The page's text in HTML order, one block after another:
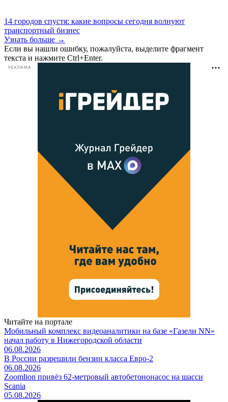
14 городов спустя: какие вопросы сегодня волнуют
транспортный бизнес
Узнать больше →
Если вы нашли ошибку, пожалуйста, выделите фрагмент
текста и нажмите Ctrl+Enter.
РЕКЛАМА
Читайте на портале
Мобильный комплекс видеоаналитики на базе «Газели NN»
начал работу в Нижегородской области
06.08.2026
В России разрешили бензин класса Евро-2
06.08.2026
Zoomlion привёз 62-метровый автобетононасос на шасси
Scania
05.08.2026